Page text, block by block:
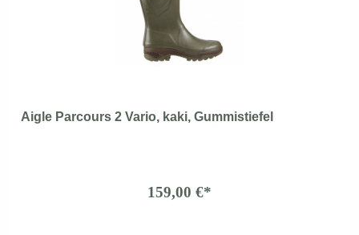
Aigle Parcours 2 Vario, kaki, Gummistiefel
159,00 €*